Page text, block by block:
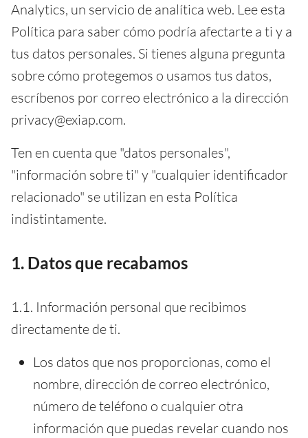
Analytics, un servicio de analítica web. Lee esta
Política para saber cómo podría afectarte a ti y a
tus datos personales. Si tienes alguna pregunta
sobre cómo protegemos o usamos tus datos,
escríbenos por correo electrónico a la dirección
privacy@exiap.com.
Ten en cuenta que "datos personales",
"información sobre ti" y "cualquier identificador
relacionado" se utilizan en esta Política
indistintamente.
1. Datos que recabamos
1.1. Información personal que recibimos
directamente de ti.
Los datos que nos proporcionas, como el
nombre, dirección de correo electrónico,
número de teléfono o cualquier otra
información que puedas revelar cuando nos